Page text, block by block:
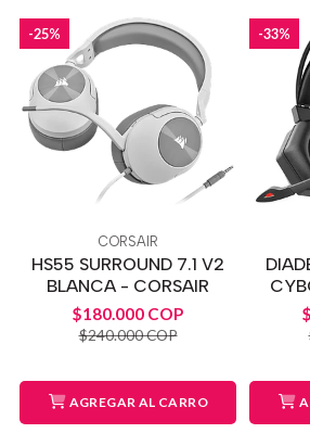
-25%
CORSAIR
HS55 SURROUND 7.1 V2
BLANCA - CORSAIR
$180.000 COP
$240.000 COP
AGREGAR AL CARRO
-33%